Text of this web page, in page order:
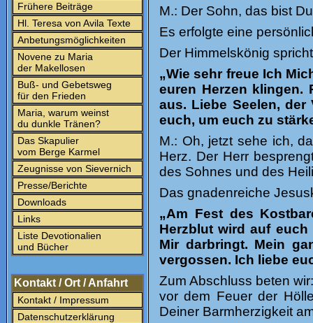
Frühere Beiträge
Hl. Teresa von Avila Texte
Anbetungsmöglichkeiten
Novene zu Maria
der Makellosen
Buß- und Gebetsweg
für den Frieden
Maria, warum weinst
du dunkle Tränen?
Das Skapulier
vom Berge Karmel
Zeugnisse von Sievernich
Presse/Berichte
Downloads
Links
Liste Devotionalien
und Bücher
Kontakt / Ort / Anfahrt
Kontakt / Impressum
Datenschutzerklärung
M.: Der Sohn, das bist
Es erfolgte eine
Der Himmelskönig
„Wie sehr freue Ich
euren Herzen klingen.
aus. Liebe Seelen,
euch, um euch zu
M.: Oh, jetzt sehe ich,
Herz. Der Herr
des Sohnes und des
Das gnadenreiche
„Am Fest des
Herzblut wird auf
Mir darbringt. Mein
vergossen. Ich liebe
Zum Abschluss beten
vor dem Feuer der
Deiner Barmherzigkeit